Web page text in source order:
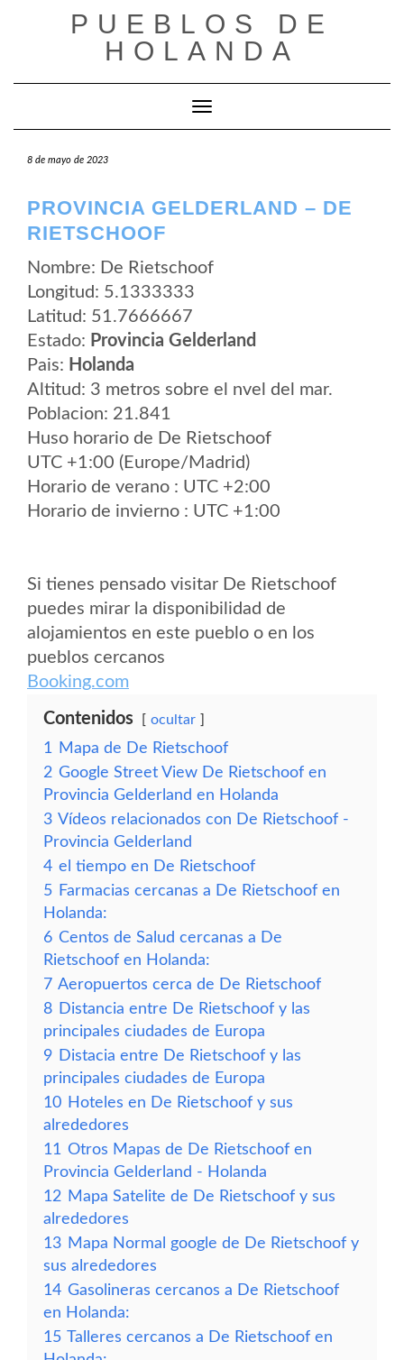
PUEBLOS DE
HOLANDA
Cambiar modo de navegación
8 de mayo de 2023
PROVINCIA GELDERLAND – DE
RIETSCHOOF
Nombre: De Rietschoof
Longitud: 5.1333333
Latitud: 51.7666667
Estado: Provincia Gelderland
Pais: Holanda
Altitud: 3 metros sobre el nvel del mar.
Poblacion: 21.841
Huso horario de De Rietschoof
UTC +1:00 (Europe/Madrid)
Horario de verano : UTC +2:00
Horario de invierno : UTC +1:00
Si tienes pensado visitar De Rietschoof
puedes mirar la disponibilidad de
alojamientos en este pueblo o en los
pueblos cercanos
Booking.com
Contenidos ocultar
1
Mapa de De Rietschoof
2 Google Street View De Rietschoof en
Provincia Gelderland en Holanda
3 Vídeos relacionados con De Rietschoof -
Provincia Gelderland
4 el tiempo en De Rietschoof
5 Farmacias cercanas a De Rietschoof en
Holanda:
6 Centos de Salud cercanas a De
Rietschoof en Holanda:
7 Aeropuertos cerca de De Rietschoof
8 Distancia entre De Rietschoof y las
principales ciudades de Europa
9 Distacia entre De Rietschoof y las
principales ciudades de Europa
10 Hoteles en De Rietschoof y sus
alrededores
11 Otros Mapas de De Rietschoof en
Provincia Gelderland - Holanda
12 Mapa Satelite de De Rietschoof y sus
alrededores
13 Mapa Normal google de De Rietschoof y
sus alrededores
14 Gasolineras cercanos a De Rietschoof
en Holanda:
15 Talleres cercanos a De Rietschoof en